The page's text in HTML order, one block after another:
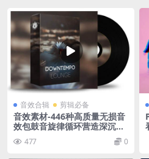
音效合辑 剪辑必备
音效素材-446种高质量无损音
效包鼓音旋律循环营造深沉冰
爽慢节奏轻松环境氛围
477 0